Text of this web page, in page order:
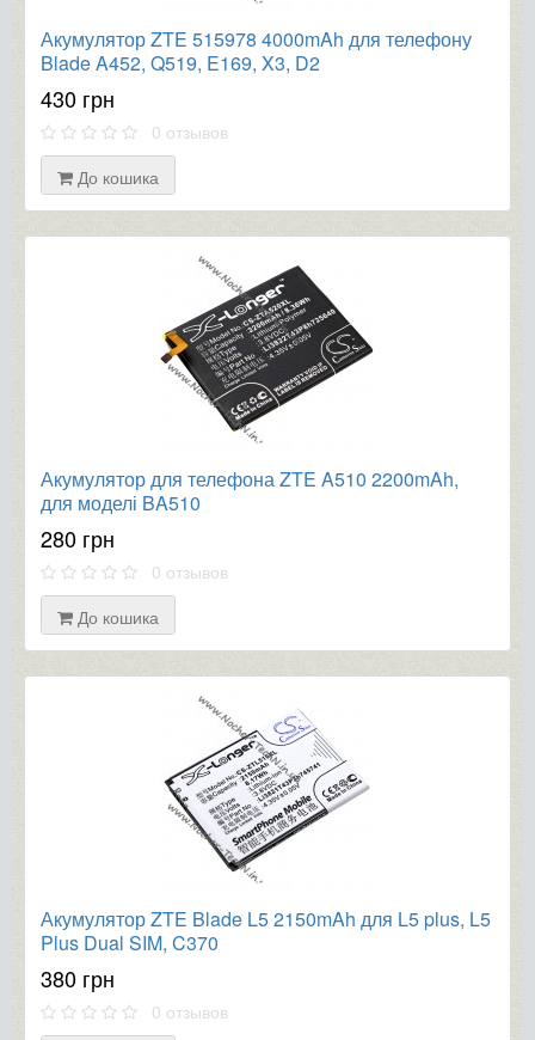
Акумулятор ZTE 515978 4000mAh для телефону
Blade A452, Q519, E169, X3, D2
430 грн
0 отзывов
До кошика
Акумулятор для телефона ZTE A510 2200mAh,
для моделі BA510
280 грн
0 отзывов
До кошика
Акумулятор ZTE Blade L5 2150mAh для L5 plus, L5
Plus Dual SIM, C370
380 грн
0 отзывов